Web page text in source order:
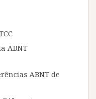
ABNT
ABNT de